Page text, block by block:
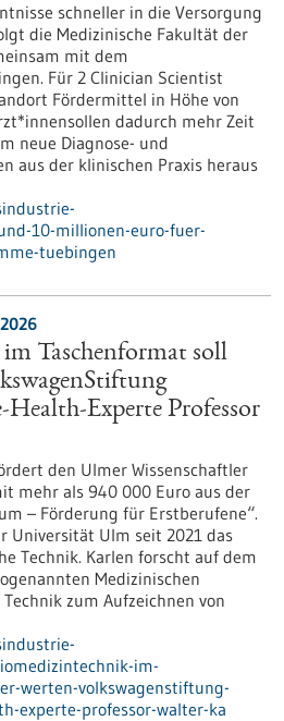
schneller in die Versorgung
die Medizinische Fakultät der
mit dem
Für 2 Clinician Scientist
Fördermittel in Höhe von
dadurch mehr Zeit
neue Diagnose- und
aus der klinischen Praxis heraus
10-millionen-euro-fuer-
tuebingen
Taschenformat soll
Experte Professor
den Ulmer Wissenschaftler
mehr als 940 000 Euro aus der
– Förderung für Erstberufene“.
Universität Ulm seit 2021 das
Technik. Karlen forscht auf dem
Medizinischen
zum Aufzeichnen von
im-
werten-volkswagenstiftung-
experte-professor-walter-ka